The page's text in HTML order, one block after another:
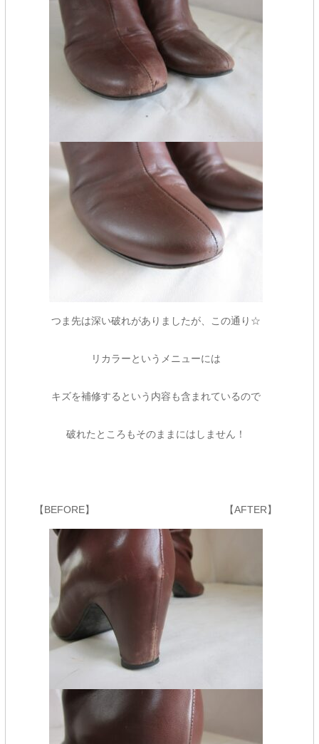
つま先は深い破れがありましたが、この通り☆
リカラーというメニューには
キズを補修するという内容も含まれているので
破れたところもそのままにはしません！
【BEFORE】 【AFTER】